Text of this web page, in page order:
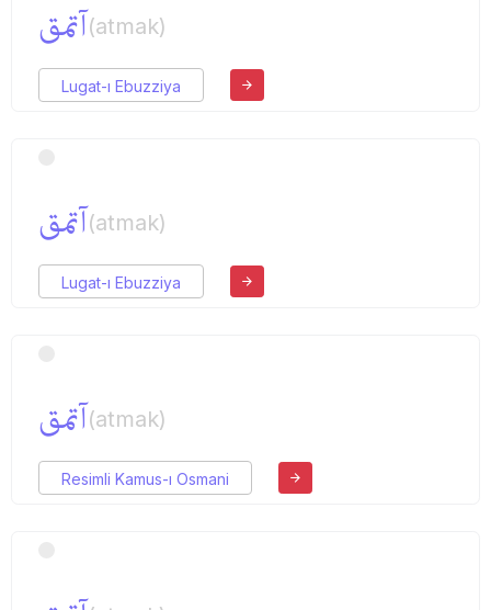
آتمق(atmak)
Lugat-ı Ebuzziya
آتمق(atmak)
Lugat-ı Ebuzziya
آتمق(atmak)
Resimli Kamus-ı Osmani